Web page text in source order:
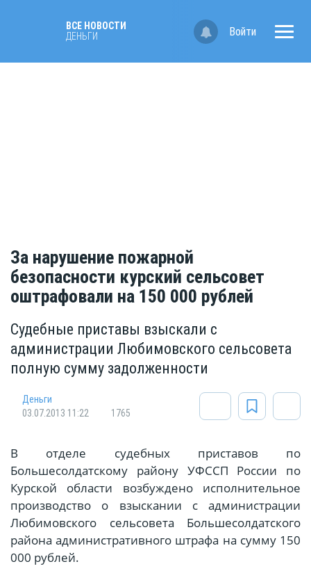
ВСЕ НОВОСТИ
ДЕНЬГИ
Войти
За нарушение пожарной
безопасности курский сельсовет
оштрафовали на 150 000 рублей
Судебные приставы взыскали с
администрации Любимовского сельсовета
полную сумму задолженности
Деньги
03.07.2013 11:22
1765
В отделе судебных приставов по
Большесолдатскому району УФССП России по
Курской области возбуждено исполнительное
производство о взыскании с администрации
Любимовского сельсовета Большесолдатского
района административного штрафа на сумму 150
000 рублей.